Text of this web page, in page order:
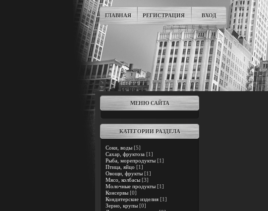
ГЛАВНАЯ РЕГИСТРАЦИЯ ВХОД
МЕНЮ САЙТА
КАТЕГОРИИ РАЗДЕЛА
Соки, воды [5]
Сахар, фруктоза [1]
Рыба, морепродукты [1]
Птица, яйцо [1]
Овощи, фрукты [1]
Мясо, колбасы [3]
Молочные продукты [1]
Консервы [0]
Кондитерские изделия [1]
Зерно, крупы [0]